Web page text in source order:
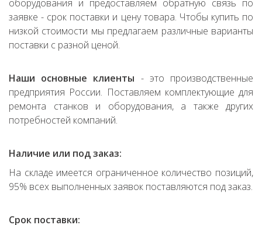
оборудования и предоставляем обратную связь по
заявке - срок поставки и цену товара. Чтобы купить по
низкой стоимости мы предлагаем различные варианты
поставки с разной ценой.
Наши основные клиенты - это производственные
предприятия России. Поставляем комплектующие для
ремонта станков и оборудования, а также других
потребностей компаний.
Наличие или под заказ:
На складе имеется ограниченное количество позиций,
95% всех выполненных заявок поставляются под заказ.
Срок поставки: